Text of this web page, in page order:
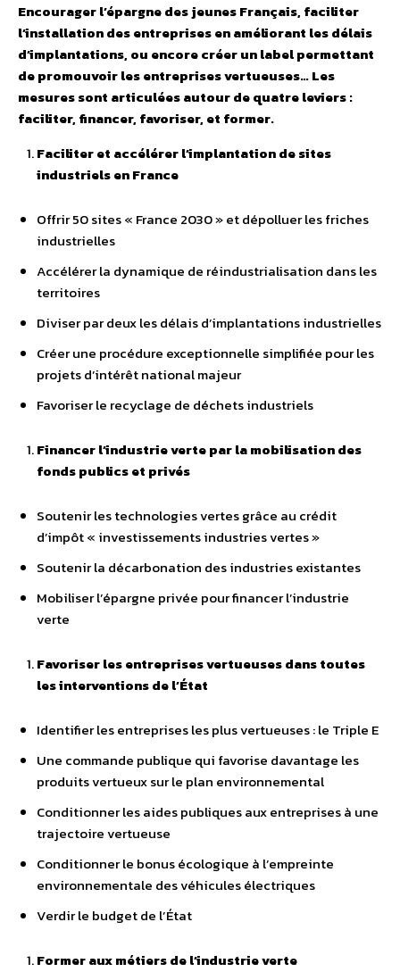
Encourager l’épargne des jeunes Français, faciliter
l’installation des entreprises en améliorant les délais
d’implantations, ou encore créer un label permettant
de promouvoir les entreprises vertueuses… Les
mesures sont articulées autour de quatre leviers :
faciliter, financer, favoriser, et former.
Faciliter et accélérer l’implantation de sites
industriels en France
Offrir 50 sites « France 2030 » et dépolluer les friches
industrielles
Accélérer la dynamique de réindustrialisation dans les
territoires
Diviser par deux les délais d’implantations industrielles
Créer une procédure exceptionnelle simplifiée pour les
projets d’intérêt national majeur
Favoriser le recyclage de déchets industriels
Financer l’industrie verte par la mobilisation des
fonds publics et privés
Soutenir les technologies vertes grâce au crédit
d’impôt « investissements industries vertes »
Soutenir la décarbonation des industries existantes
Mobiliser l’épargne privée pour financer l’industrie
verte
Favoriser les entreprises vertueuses dans toutes
les interventions de l’État
Identifier les entreprises les plus vertueuses : le Triple E
Une commande publique qui favorise davantage les
produits vertueux sur le plan environnemental
Conditionner les aides publiques aux entreprises à une
trajectoire vertueuse
Conditionner le bonus écologique à l’empreinte
environnementale des véhicules électriques
Verdir le budget de l’État
Former aux métiers de l’industrie verte